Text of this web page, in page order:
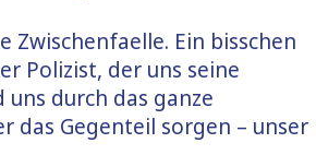
Zwischenfaelle. Ein bisschen
Polizist, der uns seine
uns durch das ganze
das Gegenteil sorgen – unser